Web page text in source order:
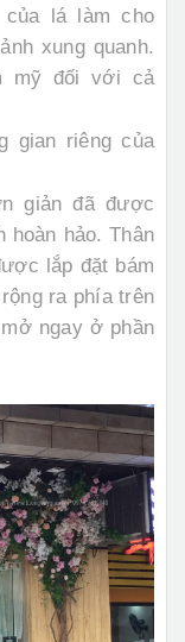
lá làm cho
xung quanh.
mỹ đối với cả
gian riêng của
giản đã được
hoàn hảo. Thân
lắp đặt bám
ra phía trên
ngay ở phần